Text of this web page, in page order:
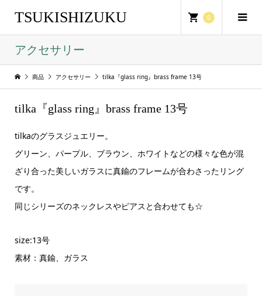
TSUKISHIZUKU 0
アクセサリー
商品 アクセサリー tilka『glass ring』brass frame 13号
tilka『glass ring』brass frame 13号
tilkaのグラスジュエリー。
グリーン、パープル、ブラウン、ホワイトなどの様々な色が混
ざり合った美しいガラスに真鍮のフレームが合わさったリング
です。
同じシリーズのネックレスやピアスと合わせても☆
size:13号
素材：真鍮、ガラス